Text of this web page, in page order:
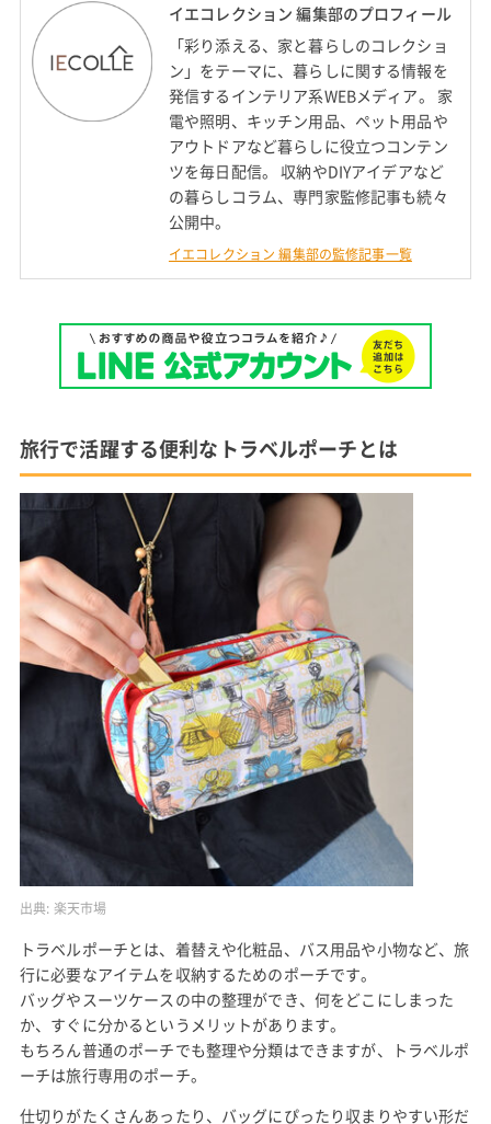
イエコレクション 編集部のプロフィール
「彩り添える、家と暮らしのコレクショ
ン」をテーマに、暮らしに関する情報を
発信するインテリア系WEBメディア。 家
電や照明、キッチン用品、ペット用品や
アウトドアなど暮らしに役立つコンテン
ツを毎日配信。 収納やDIYアイデアなど
の暮らしコラム、専門家監修記事も続々
公開中。
イエコレクション 編集部の監修記事一覧
旅行で活躍する便利なトラベルポーチとは
出典: 楽天市場
トラベルポーチとは、着替えや化粧品、バス用品や小物など、旅
行に必要なアイテムを収納するためのポーチです。
バッグやスーツケースの中の整理ができ、何をどこにしまった
か、すぐに分かるというメリットがあります。
もちろん普通のポーチでも整理や分類はできますが、トラベルポ
ーチは旅行専用のポーチ。
仕切りがたくさんあったり、バッグにぴったり収まりやすい形だ